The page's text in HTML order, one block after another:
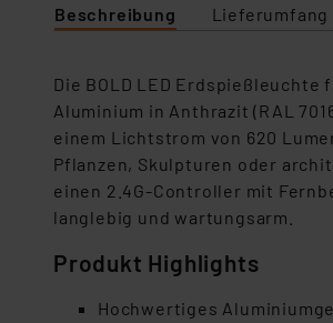
Beschreibung Lieferumfang
Die BOLD LED
Aluminium in Anthrazit (RAL
einem Lichtstrom von 620
Pflanzen, Skulpturen oder
einen 2.4G-Controller mit
langlebig und wartungsarm.
Produkt Highlights
Hochwertiges